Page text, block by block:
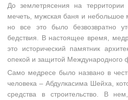
До землетрясения на территории
мечеть, мужская баня и небольшое
но все это было безвозвратно
бедствия. В настоящее время,
это исторический памятник
опекой и защитой Международного
Само медресе было названо в
человека – Абдулкасима Шейха,
средства в строительство. В